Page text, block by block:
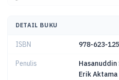
DETAIL BUKU
ISBN 978-623-
Penulis
Erik